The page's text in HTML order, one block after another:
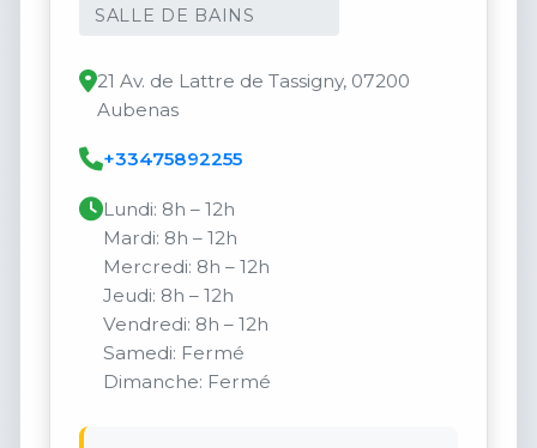
SALLE DE BAINS
21 Av. de Lattre de Tassigny, 07200
Aubenas
+33475892255
Lundi: 8h – 12h
Mardi: 8h – 12h
Mercredi: 8h – 12h
Jeudi: 8h – 12h
Vendredi: 8h – 12h
Samedi: Fermé
Dimanche: Fermé